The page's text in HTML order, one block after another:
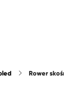
rower